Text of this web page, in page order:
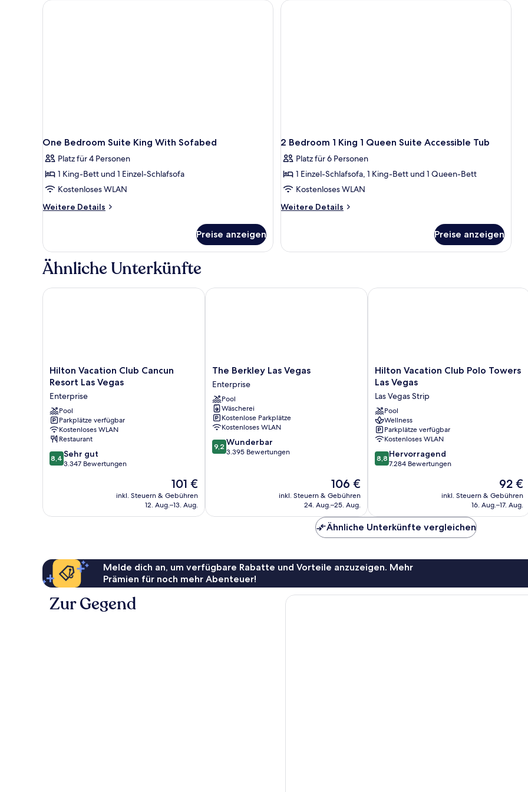
One Bedroom Suite King With Sofabed
Platz für 4 Personen
1 King-Bett und 1 Einzel-Schlafsofa
Kostenloses WLAN
Weitere Details
Weitere
Bedroom
Suite
King
Sofabed
Preise anzeigen
2 Bedroom 1 King 1 Queen Suite Accessible Tub
Platz für 6 Personen
1 Einzel-Schlafsofa, 1 King-Bett und 1 Queen-Bett
Kostenloses WLAN
Weitere Details
Weitere
Bedroom
Queen
Preise anzeigen
Ähnliche Unterkünfte
Hilton
Vacation
Cancun
Resort
Las
Vegas
Enterprise
Hilton Vacation Club Cancun
Resort Las Vegas
Enterprise
Pool
Parkplätze verfügbar
Kostenloses WLAN
Restaurant
8.4
von
Bewertungen
8,4 Sehr gut
3.347 Bewertungen
Der
Preis
beträgt
101 €
inkl. Steuern & Gebühren
12. Aug.–13. Aug.
Hilton Vacation Club Cancun Resort Las Vegas
The
Berkley
Las
Vegas
Enterprise
The Berkley Las Vegas
Enterprise
Pool
Wäscherei
Kostenlose Parkplätze
Kostenloses WLAN
9.2
von
9,2 Wunderbar
3.395 Bewertungen
Der
Preis
beträgt
106 €
inkl. Steuern & Gebühren
24. Aug.–25. Aug.
The Berkley Las Vegas
Hilton
Vacation
Polo
Towers
Las
Vegas
Las
Vegas
Strip
Hilton Vacation Club Polo Towers
Las Vegas
Las Vegas Strip
Pool
Wellness
Parkplätze verfügbar
Kostenloses WLAN
8.8
von
8,8 Hervorragend
7.284 Bewertungen
Der
Preis
beträgt
92 €
inkl. Steuern & Gebühren
16. Aug.–17. Aug.
Hilton Vacation Club Polo Towers Las
Ähnliche Unterkünfte vergleichen
Melde dich an, um verfügbare Rabatte und Vorteile anzuzeigen. Mehr
Prämien für noch mehr Abenteuer!
Zur Gegend